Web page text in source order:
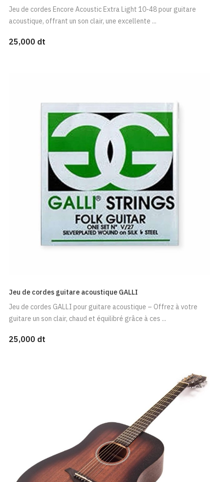
Jeu de cordes Encore Acoustic Extra Light 10-48 pour guitare
acoustique, offrant un son clair, une excellente ...
25,000 dt
Jeu de cordes guitare acoustique GALLI
Jeu de cordes GALLI pour guitare acoustique – Offrez à votre
guitare un son clair, chaud et équilibré grâce à ces ...
25,000 dt